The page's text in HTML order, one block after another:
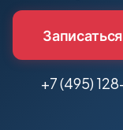
+7 (495)